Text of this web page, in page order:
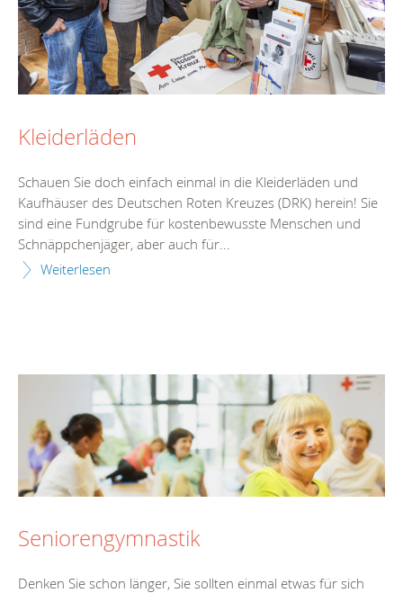
Kleiderläden
Schauen Sie doch einfach einmal in die Kleiderläden und
Kaufhäuser des Deutschen Roten Kreuzes (DRK) herein! Sie
sind eine Fundgrube für kostenbewusste Menschen und
Schnäppchenjäger, aber auch für...
Weiterlesen
Seniorengymnastik
Denken Sie schon länger, Sie sollten einmal etwas für sich